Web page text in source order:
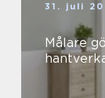
31. juli
Målare göteborg